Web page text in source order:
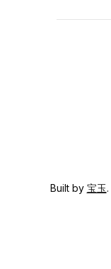
Built by 宝玉.